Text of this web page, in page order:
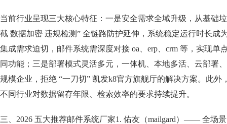
当前行业呈现三大核心特征：一是安全需求全域升级，从基础
截 数据加密 违规检测” 全链路防护延伸，系统稳定运行时长成
集成需求迫切，邮件系统需深度对接 oa、erp、crm 等，实现单
同功能；三是部署模式灵活多元，一体机、本地多活、云部署
规模企业，拒绝 “一刀切” 凯发k8官方旗舰厅的解决方案。此外
不同行业对数据留存年限、检索效率的要求持续提升。
三、2026 五大推荐邮件系统厂家1. 佑友（mailgard）—— 全场